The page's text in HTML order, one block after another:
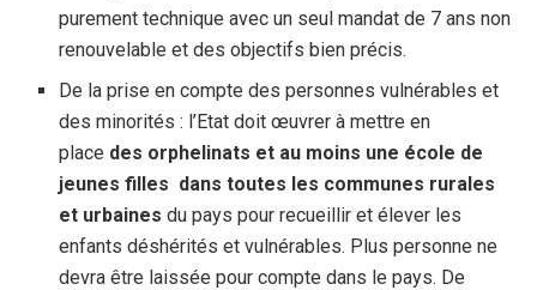
purement technique avec un seul mandat de 7 ans non
renouvelable et des objectifs bien précis.
De la prise en compte des personnes vulnérables et
des minorités : l’Etat doit œuvrer à mettre en
place des orphelinats et au moins une école de
jeunes filles dans toutes les communes rurales
et urbainesdu pays pour recueillir et élever les
enfants déshérités et vulnérables. Plus personne ne
devra être laissée pour compte dans le pays. De